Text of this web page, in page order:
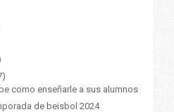
como enseñarle a sus alumnos
de beisbol 2024